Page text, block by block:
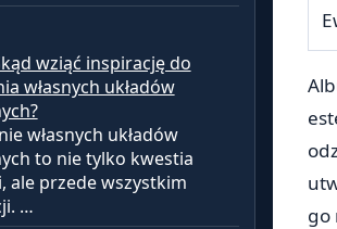
wziąć inspirację do
własnych układów
własnych układów
to nie tylko kwestia
ale przede wszystkim
…
go